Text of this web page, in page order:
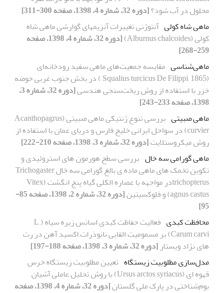
محلول در آب شود؟[دوره 32، شماره 4، 1398، صفحه 300-311]
ماهی شاه کولی آنتوژنی تغییرات آنزیمهای گوارشی ماهی شاه
کولی (Alburnus chalcoides)
[دوره 32، شماره 4، 1398، صفحه
259-268]
ماهی‌شناسی مقایسه‌ جمعیت‌های ماهی سفید رودخانه‌ای
(Squalius turcicus De Filippi, 1865 ) در بخش جنوب غربی حوضه
خزر با استفاده از روش ریخت‌سنجی هندسی
[دوره 32، شماره 3،
1398، صفحه 233-243]
ماهی صبیتی
بررسی تنوع ژنتیکی ماهی صبیتی (Acanthopagrus
curvier) در سواحل ایرانی خلیج فارس و دریای عمان با استفاده از
روش میکروستلایت[دوره 32، شماره 3، 1398، صفحه 210-222]
ماهی گورامی سه خال بررسی سطح هورمون های استروئیدی و
تکوین تخمک های ماهی ماده ی بالغ گورامی سه خال Trichogaster
trichopterusدر مواجهه با عصاره الکلی گیاه پنج انگشت (Vitex
agnus castus) و فلوکسیتین
[دوره 32، شماره 2، 1398، صفحه 85-
95]
محافظت کبدی
فعالیت حفاظت کبدی اسانس زیره سیاه (L.
Carum carvi) بر مسمومیت القایی نانوذرات اکسید آهن در رت
های نژاد ویستار [دوره 32، شماره 3، 1398، صفحه 188-197]
مدل‌سازی مطلوبیت زیستگاه تعیین مطلوبیت زیستگاه خرس
قهوه ای (Ursus arctos syriacus) با روش تحلیل عاملی آشیان
بوم‌شناختی در پارک ملی گلستان
[دوره 32، شماره 4، 1398، صفحه